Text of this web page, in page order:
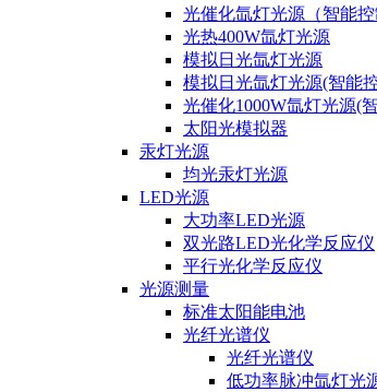
光催化氙灯光源（智能控
光热400W氙灯光源
模拟日光氙灯光源
模拟日光氙灯光源(智能
光催化1000W氙灯光源(
太阳光模拟器
汞灯光源
均光汞灯光源
LED光源
大功率LED光源
双光路LED光化学反应仪
平行光化学反应仪
光源测量
标准太阳能电池
光纤光谱仪
光纤光谱仪
低功率脉冲氙灯光